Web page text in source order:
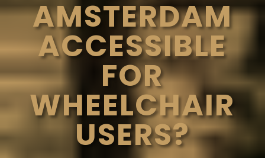
AMSTERDAM
ACCESSIBLE
FOR
WHEELCHAIR
USERS?